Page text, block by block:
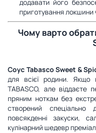
додавати його
приготування локшини
Чому варто
Соус Tabasco Sweet &
для всієї родини. Якщо
TABASCO, але віддаєте
пряним ноткам без
створений спеціально
повсякденні закуски,
кулінарний шедевр